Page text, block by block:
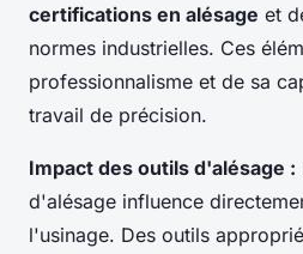
certifications en alésage et
normes industrielles. Ces
professionnalisme et de sa
travail de précision.
Impact des outils d'alésage :
d'alésage influence
l'usinage. Des outils